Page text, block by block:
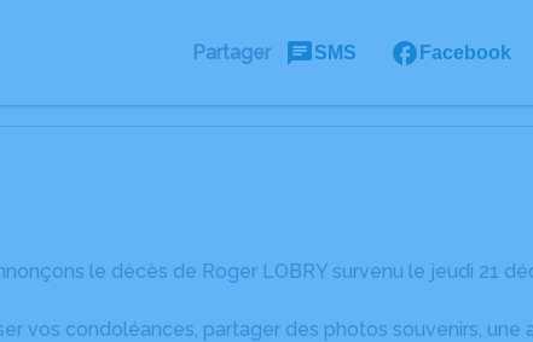
Partager SMS Facebook
le décès de Roger LOBRY survenu le jeudi 21
vos condoléances, partager des photos souvenirs,